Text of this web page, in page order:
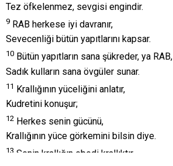
Tez öfkelenmez, sevgisi engindir.
9 RAB herkese iyi davranır,
Sevecenliği bütün yapıtlarını kapsar.
10 Bütün yapıtların sana şükreder, ya RAB,
Sadık kulların sana övgüler sunar.
11 Krallığının yüceliğini anlatır,
Kudretini konuşur;
12 Herkes senin gücünü,
Krallığının yüce görkemini bilsin diye.
13 Senin krallığın ebedi krallıktır,